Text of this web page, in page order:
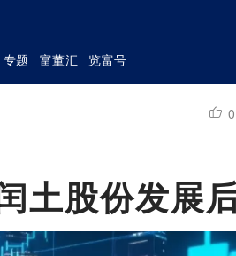
专题 富董汇 览富号
0
土股份发展